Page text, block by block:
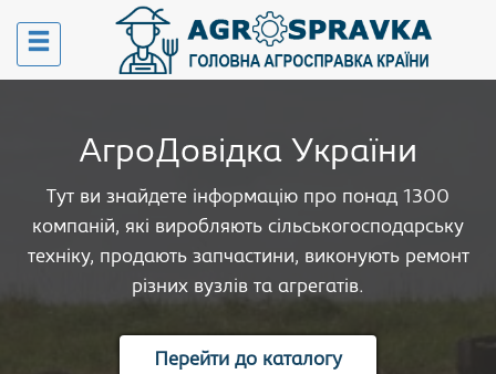
АгроДовідка України
Тут ви знайдете інформацію про понад 1300
компаній, які виробляють сільськогосподарську
техніку, продають запчастини, виконують ремонт
різних вузлів та агрегатів.
Перейти до каталогу